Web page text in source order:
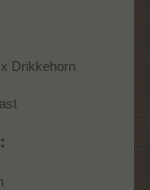
Drikkehorn